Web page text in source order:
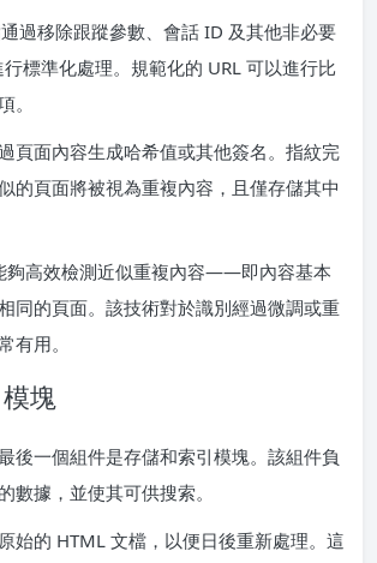
過移除跟蹤參數、會話 ID 及其他非必要
標準化處理。規範化的 URL 可以進行比
。
頁面內容生成哈希值或其他簽名。指紋完
的頁面將被視為重複內容，且僅存儲其中
夠高效檢測近似重複內容——即內容基本
同的頁面。該技術對於識別經過微調或重
有用。
塊
後一個組件是存儲和索引模塊。該組件負
數據，並使其可供搜索。
始的 HTML 文檔，以便日後重新處理。這